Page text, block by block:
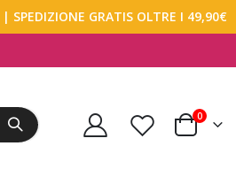
| SPEDIZIONE GRATIS OLTRE I 49,90€
Carrello
0